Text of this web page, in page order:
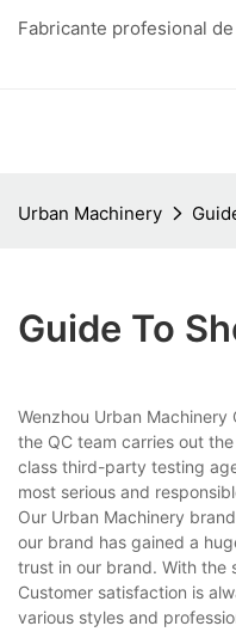
Fabricante profesional
Urban Machinery
Guide To
Wenzhou Urban
the QC team carries out
class third-party testing
most serious and
Our Urban Machinery
our brand has gained a
trust in our brand. With the
Customer satisfaction is
various styles and